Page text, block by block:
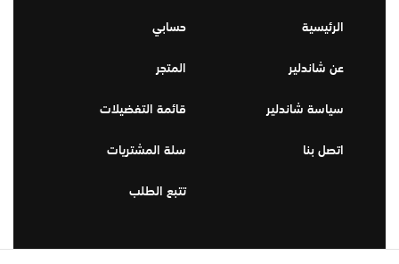
الرئيسية
عن شاندلير
سياسة شاندلير
اتصل بنا
حسابي
المتجر
قائمة التفضيلات
سلة المشتريات
تتبع الطلب